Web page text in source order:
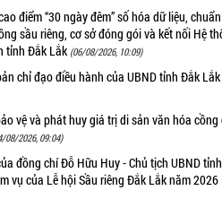
điểm “30 ngày đêm” số hóa dữ liệu,
sầu riêng, cơ sở đóng gói và kết nối Hệ
tỉnh Đắk Lắk (06/08/2026, 10:09)
chỉ đạo điều hành của UBND tỉnh Đắk
vệ và phát huy giá trị di sản văn hóa
08/2026, 09:04)
đồng chí Đỗ Hữu Huy - Chủ tịch UBND
vụ của Lễ hội Sầu riêng Đắk Lắk năm 2026